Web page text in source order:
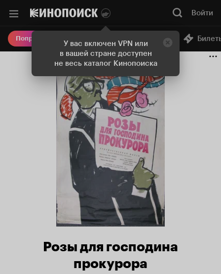
У вас включен VPN или
в вашей стране доступен
не весь каталог Кинопоиска
Войти
Попробовать Плюс Онлайн-кинотеатр
Розы для господина
прокурора